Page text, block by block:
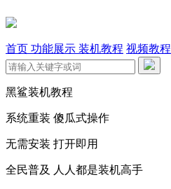
首页 功能展示 装机教程 视频教程
黑鲨装机教程
系统重装 傻瓜式操作
无需安装 打开即用
全民普及 人人都是装机高手